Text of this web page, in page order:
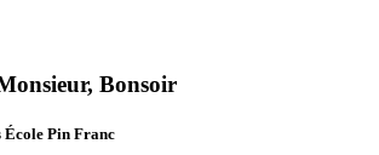
Bonsoir
Pin Franc